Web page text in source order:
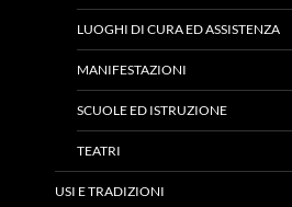
LUOGHI DI CURA ED ASSISTENZA
MANIFESTAZIONI
SCUOLE ED ISTRUZIONE
TEATRI
USI E TRADIZIONI